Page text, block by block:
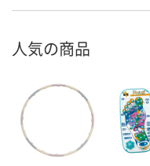
人気の商品